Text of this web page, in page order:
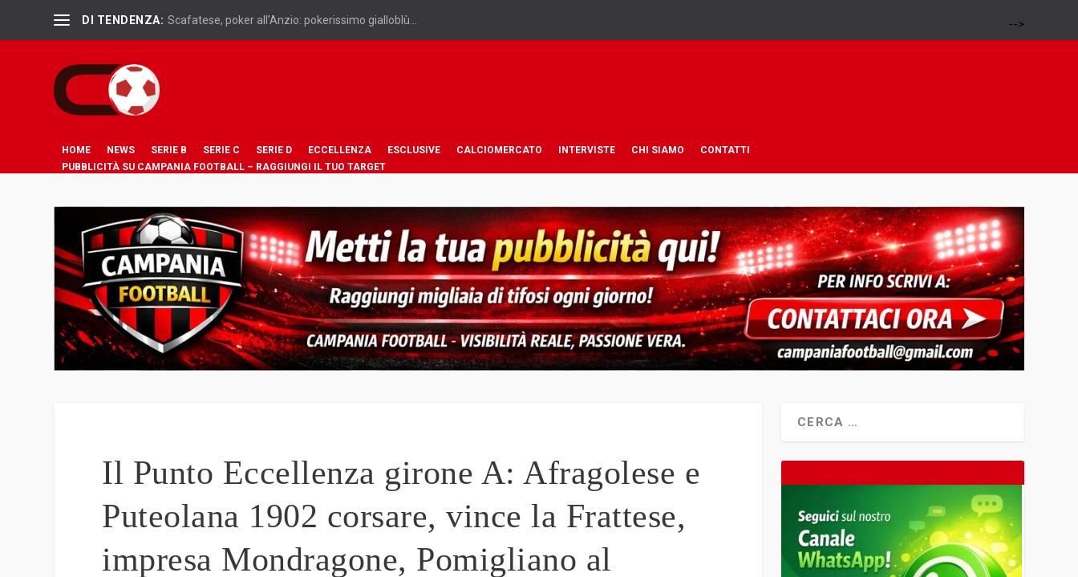
DI TENDENZA: Scafatese, poker all’Anzio: pokerissimo gialloblù... -->
HOME NEWS SERIE B SERIE C SERIE D ECCELLENZA ESCLUSIVE CALCIOMERCATO INTERVISTE CHI SIAMO
CONTATTI
PUBBLICITÀ SU CAMPANIA FOOTBALL – RAGGIUNGI IL TUO TARGET
Il Punto Eccellenza girone A: Afragolese e
Puteolana 1902 corsare, vince la Frattese,
impresa Mondragone, Pomigliano al